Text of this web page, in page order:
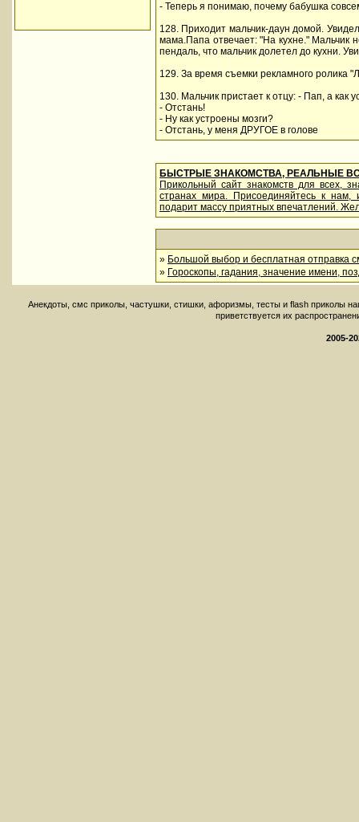
- Теперь я понимаю, почему бабушка
128. Приходит мальчик-даун домой.
мама.Папа отвечает: "На кухне." Мальчик
пендаль, что мальчик долетел до кухни.
129. За время съемки рекламного ролика
130. Мальчик пристает к отцу: - Пап, а как
- Отстань!
- Ну как устроены мозги?
- Отстань, у меня ДРУГОЕ в голове
БЫСТРЫЕ ЗНАКОМСТВА, РЕАЛЬНЫЕ
Прикольный сайт знакомств для всех,
странах мира. Присоединяйтесь к
подарит массу приятных впечатлений.
» Большой выбор и бесплатная отправка
» Гороскопы, гадания, значение имени,
Aнекдоты, смс приколы, частушки, стишки, афоризмы, тесты и flash приколы
приветствуется их
2005-